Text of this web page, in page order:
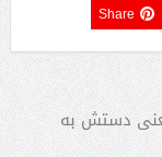
Share
دستش به